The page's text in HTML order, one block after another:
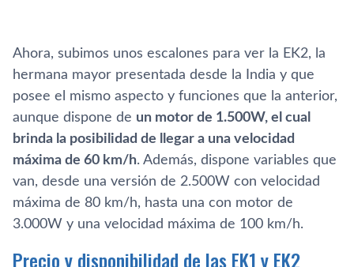
Ahora, subimos unos escalones para ver la EK2, la
hermana mayor presentada desde la India y que
posee el mismo aspecto y funciones que la anterior,
aunque dispone de un motor de 1.500W, el cual
brinda la posibilidad de llegar a una velocidad
máxima de 60 km/h. Además, dispone variables que
van, desde una versión de 2.500W con velocidad
máxima de 80 km/h, hasta una con motor de
3.000W y una velocidad máxima de 100 km/h.
Precio y disponibilidad de las EK1 y EK2